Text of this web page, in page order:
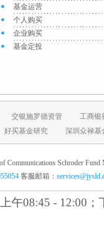
基金运营
个人购买
企业购买
基金定投
交银施罗德资管
工商银
好买基金研究 深圳众禄基
Schroder Fund
客服邮箱：
午08:45 - 12:00；